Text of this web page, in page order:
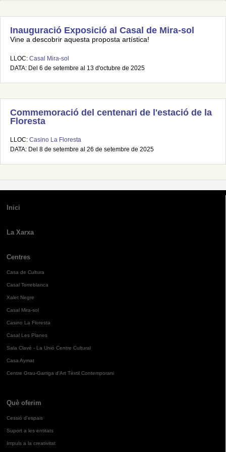
Inauguració Exposició al Casal de Mira-sol
Vine a descobrir aquesta proposta artística!
LLOC: Casal Mira-sol
DATA: Del 6 de setembre al 13 d'octubre de 2025
Commemoració del centenari de l'estació de la
Floresta
LLOC: Casino La Floresta
DATA: Del 8 de setembre al 26 de setembre de 2025
Inici
La Xarxa
Centres
Casa de Cultura
Casal Torreblanca
Xalet Negre
Casal Mira-sol
Casino La Floresta
Casal Les Planes
Sala Clavé - La Unió Centre Cultural
Casa Aymat
Centre Grau-Garriga d'Art Tèxtil Contemporani
Què oferim
Cessió d'espais
Suport a les entitats
Impuls a la creativitat